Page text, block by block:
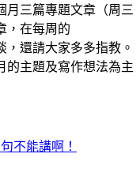
月三篇專題文章（周三
，在每周的
還請大家多多指教。
的主題及寫作想法為主
不能講啊！